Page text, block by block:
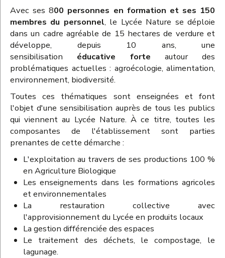
Avec ses 800 personnes en formation et ses 150
membres du personnel, le Lycée Nature se déploie
dans un cadre agréable de 15 hectares de verdure et
développe, depuis 10 ans, une
sensibilisation éducative forte autour des
problématiques actuelles : agroécologie, alimentation,
environnement, biodiversité.
Toutes ces thématiques sont enseignées et font
l'objet d'une sensibilisation auprès de tous les publics
qui viennent au Lycée Nature. À ce titre, toutes les
composantes de l'établissement sont parties
prenantes de cette démarche :
L'exploitation au travers de ses productions 100 %
en Agriculture Biologique
Les enseignements dans les formations agricoles
et environnementales
La restauration collective avec
l'approvisionnement du Lycée en produits locaux
La gestion différenciée des espaces
Le traitement des déchets, le compostage, le
lagunage.